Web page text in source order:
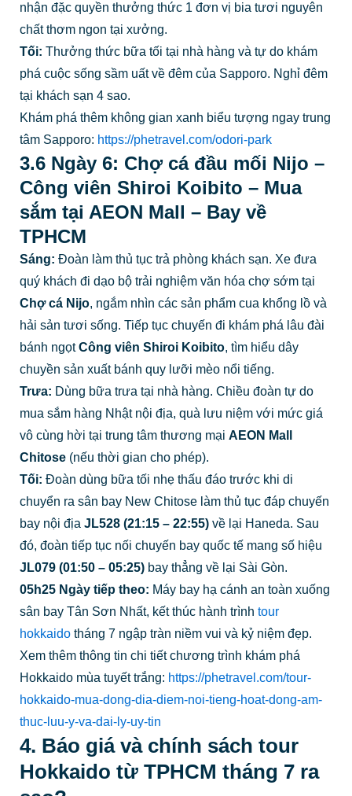
nhận đặc quyền thưởng thức 1 đơn vị bia tươi nguyên
chất thơm ngon tại xưởng.
Tối: Thưởng thức bữa tối tại nhà hàng và tự do khám
phá cuộc sống sầm uất về đêm của Sapporo. Nghỉ đêm
tại khách sạn 4 sao.
Khám phá thêm không gian xanh biểu tượng ngay trung
tâm Sapporo: https://phetravel.com/odori-park
3.6 Ngày 6: Chợ cá đầu mối Nijo –
Công viên Shiroi Koibito – Mua
sắm tại AEON Mall – Bay về
TPHCM
Sáng: Đoàn làm thủ tục trả phòng khách sạn. Xe đưa
quý khách đi dạo bộ trải nghiệm văn hóa chợ sớm tại
Chợ cá Nijo, ngắm nhìn các sản phẩm cua khổng lồ và
hải sản tươi sống. Tiếp tục chuyến đi khám phá lâu đài
bánh ngọtCông viên Shiroi Koibito, tìm hiểu dây
chuyền sản xuất bánh quy lưỡi mèo nổi tiếng.
Trưa: Dùng bữa trưa tại nhà hàng. Chiều đoàn tự do
mua sắm hàng Nhật nội địa, quà lưu niệm với mức giá
vô cùng hời tại trung tâm thương mại AEON Mall
Chitose(nếu thời gian cho phép).
Tối: Đoàn dùng bữa tối nhẹ thấu đáo trước khi di
chuyển ra sân bay New Chitose làm thủ tục đáp chuyến
bay nội địa JL528 (21:15 – 22:55)về lại Haneda. Sau
đó, đoàn tiếp tục nối chuyến bay quốc tế mang số hiệu
JL079 (01:50 – 05:25)bay thẳng về lại Sài Gòn.
05h25 Ngày tiếp theo: Máy bay hạ cánh an toàn xuống
sân bay Tân Sơn Nhất, kết thúc hành trình tour
hokkaidotháng 7 ngập tràn niềm vui và kỷ niệm đẹp.
Xem thêm thông tin chi tiết chương trình khám phá
Hokkaido mùa tuyết trắng: https://phetravel.com/tour-
hokkaido-mua-dong-dia-diem-noi-tieng-hoat-dong-am-
thuc-luu-y-va-dai-ly-uy-tin
4. Báo giá và chính sách tour
Hokkaido từ TPHCM tháng 7 ra